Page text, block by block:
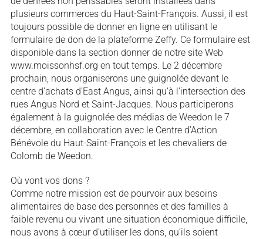
plusieurs commerces du Haut-Saint-François. Aussi, il est
toujours possible de donner en ligne en utilisant le
formulaire de don de la plateforme Zeffy. Ce formulaire est
disponible dans la section donner de notre site Web
www.moissonhsf.org en tout temps. Le 2 décembre
prochain, nous organiserons une guignolée devant le
centre d’achats d’East Angus, ainsi qu’à l’intersection des
rues Angus Nord et Saint-Jacques. Nous participerons
également à la guignolée des médias de Weedon le 7
décembre, en collaboration avec le Centre d’Action
Bénévole du Haut-Saint-François et les chevaliers de
Colomb de Weedon.
Où vont vos dons ?
Comme notre mission est de pourvoir aux besoins
alimentaires de base des personnes et des familles à
faible revenu ou vivant une situation économique difficile,
nous avons à cœur d’utiliser les dons, qu’ils soient